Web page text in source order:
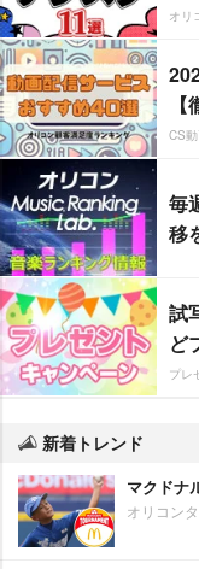
オリ
CS
毎
移
試
ど
プレ
新着トレンド
マクドナ
オリコン